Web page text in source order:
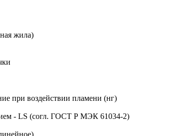
жила)
при воздействии пламени (нг)
- LS (согл. ГОСТ Р МЭК 61034-2)